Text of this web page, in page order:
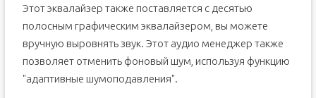
Этот эквалайзер также поставляется с десятью
полосным графическим эквалайзером, вы можете
вручную выровнять звук. Этот аудио менеджер также
позволяет отменить фоновый шум, используя функцию
"адаптивные шумоподавления".